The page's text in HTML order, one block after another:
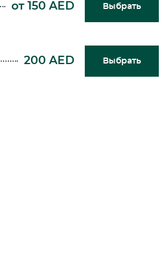
от 150 AED Выбрать
200 AED Выбрать